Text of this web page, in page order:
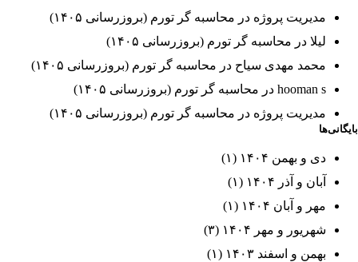
مدیریت پروژه در محاسبه گر تورم (بروزرسانی ۱۴۰۵)
لیلا در محاسبه گر تورم (بروزرسانی ۱۴۰۵)
محمد مهدی سیاح در محاسبه گر تورم (بروزرسانی ۱۴۰۵)
hooman s در محاسبه گر تورم (بروزرسانی ۱۴۰۵)
مدیریت پروژه در محاسبه گر تورم (بروزرسانی ۱۴۰۵)
بایگانی‌ها
دی و بهمن ۱۴۰۴
(۱)
آبان و آذر ۱۴۰۴
(۱)
مهر و آبان ۱۴۰۴
(۱)
شهریور و مهر ۱۴۰۴
(۳)
بهمن و اسفند ۱۴۰۳
(۱)